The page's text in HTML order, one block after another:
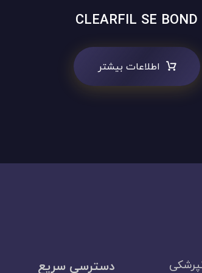
CLEARFIL SE BOND
اطلاعات بیشتر
دسترسی سریع